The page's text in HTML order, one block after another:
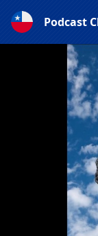
Podcast